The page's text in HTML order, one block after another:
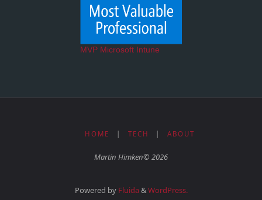
MVP Microsoft Intune
HOME TECH ABOUT
Martin Himken© 2026
Powered byFluida&WordPress.